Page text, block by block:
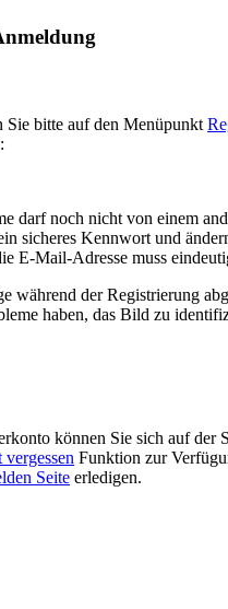
bitte auf den Menüpunkt
darf noch nicht von einem
sicheres Kennwort und
E-Mail-Adresse muss
während der Registrierung
haben, das Bild zu
können Sie sich auf
vergessen Funktion zur
Seite erledigen.